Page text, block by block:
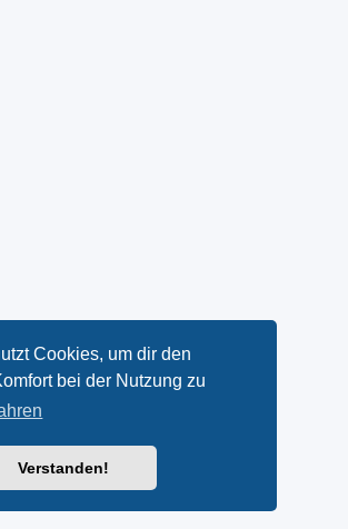
Cookies, um dir den
bei der Nutzung zu
Verstanden!